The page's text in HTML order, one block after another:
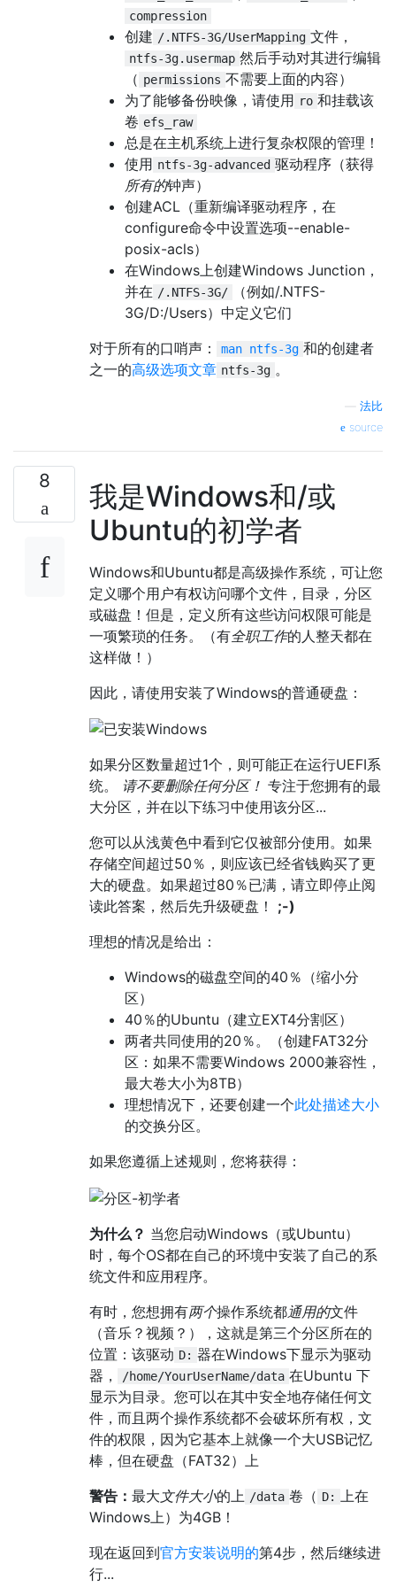
compression
创建 /.NTFS-3G/UserMapping 文件，
ntfs-3g.usermap 然后手动对其进行编辑
（ permissions 不需要上面的内容）
为了能够备份映像，请使用 ro 和挂载该
卷 efs_raw
总是在主机系统上进行复杂权限的管理！
使用 ntfs-3g-advanced 驱动程序（获得
所有的钟声）
创建ACL（重新编译驱动程序，在
configure命令中设置选项--enable-
posix-acls）
在Windows上创建Windows Junction，
并在 /.NTFS-3G/
（例如/.NTFS-
3G/D:/Users）中定义它们
对于所有的口哨声：
man ntfs-3g 和的创建者
之一的高级选项文章 ntfs-3g 。
法比
source
8
我是Windows和/或
Ubuntu的初学者
Windows和Ubuntu都是高级操作系统，可让您
定义哪个用户有权访问哪个文件，目录，分区
或磁盘！但是，定义所有这些访问权限可能是
一项繁琐的任务。（有全职工作的人整天都在
这样做！）
因此，请使用安装了Windows的普通硬盘：
如果分区数量超过1个，则可能正在运行UEFI系
统。 请不要删除任何分区！ 专注于您拥有的最
大分区，并在以下练习中使用该分区...
您可以从浅黄色中看到它仅被部分使用。如果
存储空间超过50％，则应该已经省钱购买了更
大的硬盘。如果超过80％已满，请立即停止阅
读此答案，然后先升级硬盘！ ;-)
理想的情况是给出：
Windows的磁盘空间的40％（缩小分
区）
40％的Ubuntu（建立EXT4分割区）
两者共同使用的20％。（创建FAT32分
区：如果不需要Windows 2000兼容性，
最大卷大小为8TB）
理想情况下，还要创建一个此处描述大小
的交换分区。
如果您遵循上述规则，您将获得：
为什么？ 当您启动Windows（或Ubuntu）
时，每个OS都在自己的环境中安装了自己的系
统文件和应用程序。
有时，您想拥有两个操作系统都通用的文件
（音乐？视频？），这就是第三个分区所在的
位置：该驱动 D: 器在Windows下显示为驱动
器，
/home/YourUserName/data 在Ubuntu 下
显示为目录。您可以在其中安全地存储任何文
件，而且两个操作系统都不会破坏所有权，文
件的权限，因为它基本上就像一个大USB记忆
棒，但在硬盘（FAT32）上
警告： 最大文件大小的上 /data 卷（ D: 上在
Windows上）为4GB！
现在返回到官方安装说明的第4步，然后继续进
行...